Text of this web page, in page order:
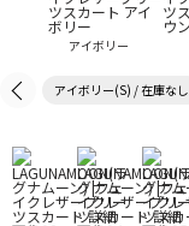
アイボリー
アイボリー(S) / 在庫なし